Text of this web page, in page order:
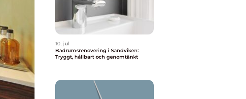
10. jul
Badrumsrenovering i Sandviken:
Tryggt, hållbart och genomtänkt